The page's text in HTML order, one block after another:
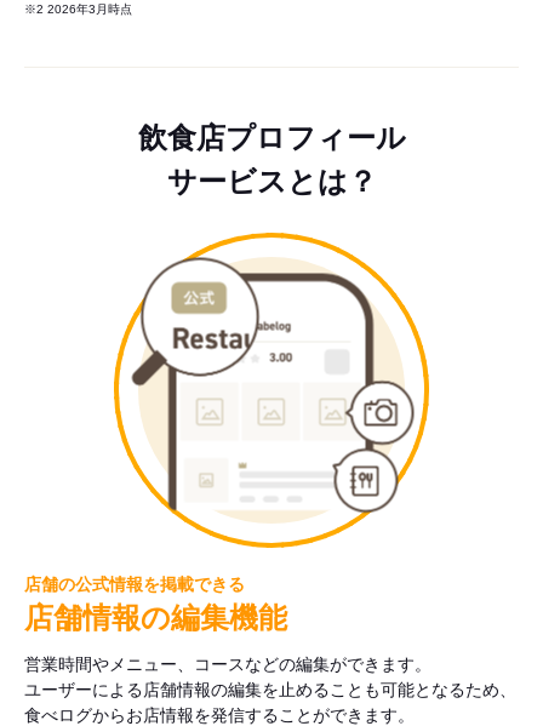
※2 2026年3月時点
飲食店プロフィール
サービスとは？
店舗の公式情報を掲載できる
店舗情報の編集機能
営業時間やメニュー、コースなどの編集ができます。
ユーザーによる店舗情報の編集を止めることも可能となるため、
食べログからお店情報を発信することができます。